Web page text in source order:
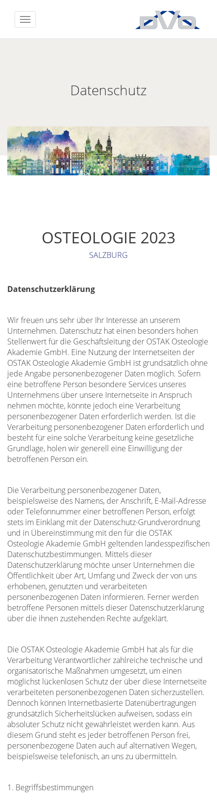
Datenschutz
OSTEOLOGIE 2023
SALZBURG
Datenschutzerklärung
Wir freuen uns sehr über Ihr Interesse an unserem
Unternehmen. Datenschutz hat einen besonders hohen
Stellenwert für die Geschäftsleitung der OSTAK Osteologie
Akademie GmbH. Eine Nutzung der Internetseiten der
OSTAK Osteologie Akademie GmbH ist grundsätzlich ohne
jede Angabe personenbezogener Daten möglich. Sofern
eine betroffene Person besondere Services unseres
Unternehmens über unsere Internetseite in Anspruch
nehmen möchte, könnte jedoch eine Verarbeitung
personenbezogener Daten erforderlich werden. Ist die
Verarbeitung personenbezogener Daten erforderlich und
besteht für eine solche Verarbeitung keine gesetzliche
Grundlage, holen wir generell eine Einwilligung der
betroffenen Person ein.
Die Verarbeitung personenbezogener Daten,
beispielsweise des Namens, der Anschrift, E-Mail-Adresse
oder Telefonnummer einer betroffenen Person, erfolgt
stets im Einklang mit der Datenschutz-Grundverordnung
und in Übereinstimmung mit den für die OSTAK
Osteologie Akademie GmbH geltenden landesspezifischen
Datenschutzbestimmungen. Mittels dieser
Datenschutzerklärung möchte unser Unternehmen die
Öffentlichkeit über Art, Umfang und Zweck der von uns
erhobenen, genutzten und verarbeiteten
personenbezogenen Daten informieren. Ferner werden
betroffene Personen mittels dieser Datenschutzerklärung
über die ihnen zustehenden Rechte aufgeklärt.
Die OSTAK Osteologie Akademie GmbH hat als für die
Verarbeitung Verantwortlicher zahlreiche technische und
organisatorische Maßnahmen umgesetzt, um einen
möglichst lückenlosen Schutz der über diese Internetseite
verarbeiteten personenbezogenen Daten sicherzustellen.
Dennoch können Internetbasierte Datenübertragungen
grundsätzlich Sicherheitslücken aufweisen, sodass ein
absoluter Schutz nicht gewährleistet werden kann. Aus
diesem Grund steht es jeder betroffenen Person frei,
personenbezogene Daten auch auf alternativen Wegen,
beispielsweise telefonisch, an uns zu übermitteln.
1. Begriffsbestimmungen